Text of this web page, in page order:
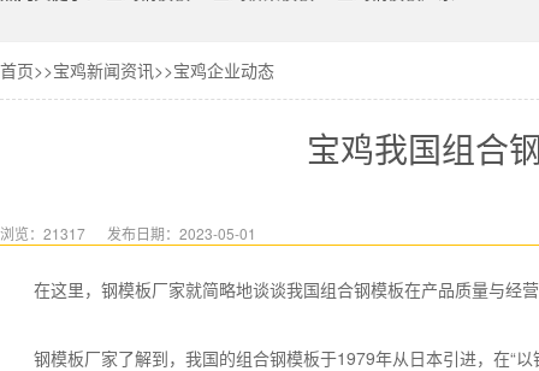
首页>>宝鸡新闻资讯>>宝鸡企业动态
宝鸡我国组合
浏览：21317 发布日期：2023-05-01
在这里，钢模板厂家就简略地谈谈我国组合钢模板在产品质量与经
钢模板厂家了解到，我国的组合钢模板于1979年从日本引进，在“以